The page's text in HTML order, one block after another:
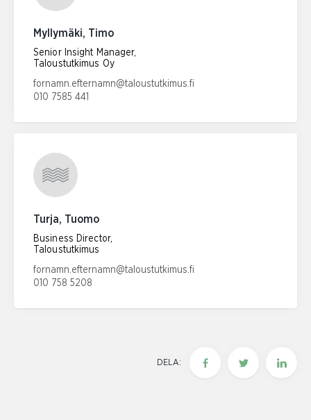
Myllymäki, Timo
Senior Insight Manager,
Taloustutkimus Oy
E-postadress:
fornamn.efternamn@taloustutkimus.fi
Telefonnummer:
010 7585 441
Turja, Tuomo
Business Director,
Taloustutkimus
E-postadress:
fornamn.efternamn@taloustutkimus.fi
Telefonnummer:
010 758 5208
DELA: